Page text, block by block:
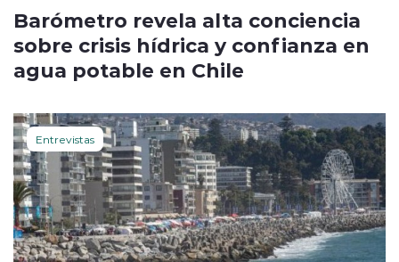
Barómetro revela alta conciencia
sobre crisis hídrica y confianza en
agua potable en Chile
Entrevistas